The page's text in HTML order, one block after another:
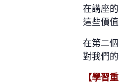
在講座
這些價
在第二
對我們
【學習